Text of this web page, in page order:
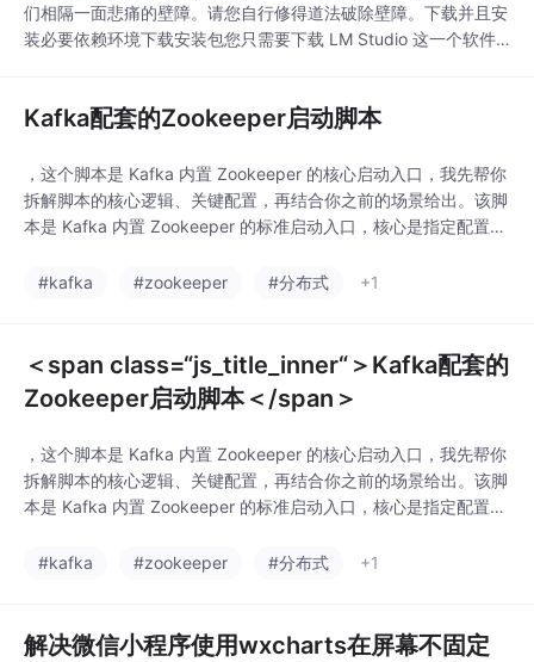
们相隔一面悲痛的壁障。请您自行修得道法破除壁障。下载并且安
装必要依赖环境下载安装包您只需要下载 LM Studio 这一个软件
包：安装LM Studio鼠标右键管理员身份运行：运行后
Kafka配套的Zookeeper启动脚本
，这个脚本是 Kafka 内置 Zookeeper 的核心启动入口，我先帮你
拆解脚本的核心逻辑、关键配置，再结合你之前的场景给出。该脚
本是 Kafka 内置 Zookeeper 的标准启动入口，核心是指定配置文
fig 目录）。二、使用该脚本启动 Zookeeper 的正确步骤（适配你
#kafka #zookeeper #分布式 +1
＜span class=“js_title_inner“＞Kafka配套的
Zookeeper启动脚本＜/span＞
，这个脚本是 Kafka 内置 Zookeeper 的核心启动入口，我先帮你
拆解脚本的核心逻辑、关键配置，再结合你之前的场景给出。该脚
本是 Kafka 内置 Zookeeper 的标准启动入口，核心是指定配置文
fig 目录）。二、使用该脚本启动 Zookeeper 的正确步骤（适配你
#kafka #zookeeper #分布式 +1
解决微信小程序使用wxcharts在屏幕不固定